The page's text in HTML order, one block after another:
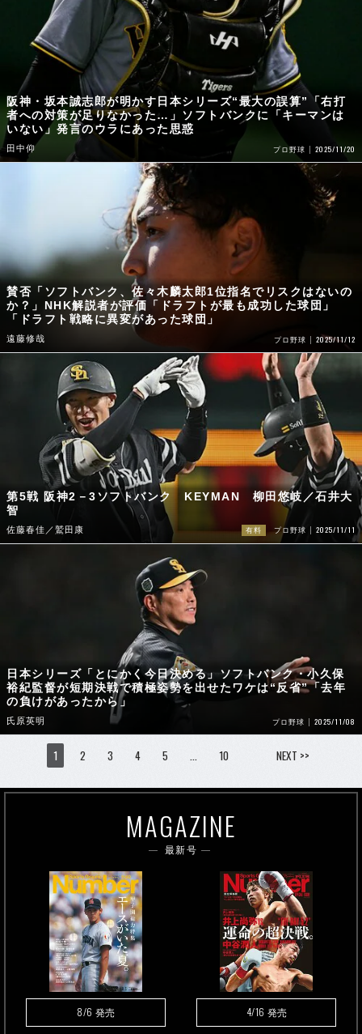
阪神・坂本誠志郎が明かす日本シリーズ“最大の誤算”「右打
者への対策が足りなかった…」ソフトバンクに「キーマンは
いない」発言のウラにあった思惑
田中仰 プロ野球 2025/11/20
賛否「ソフトバンク、佐々木麟太郎1位指名でリスクはないの
か？」NHK解説者が評価「ドラフトが最も成功した球団」
「ドラフト戦略に異変があった球団」
遠藤修哉 プロ野球 2025/11/12
第5戦 阪神2－3ソフトバンク KEYMAN 柳田悠岐／石井大
智
佐藤春佳／鷲田康 有料 プロ野球 2025/11/11
日本シリーズ「とにかく今日決める」ソフトバンク・小久保
裕紀監督が短期決戦で積極姿勢を出せたワケは“反省”「去年
の負けがあったから」
氏原英明 プロ野球 2025/11/08
1 2 3 4 5 10 NEXT >>
MAGAZINE
最新号
8/6 発売 4/16 発売